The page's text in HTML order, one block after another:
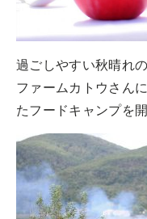
過ごしやすい秋晴れ
ファームカトウさん
たフードキャンプを